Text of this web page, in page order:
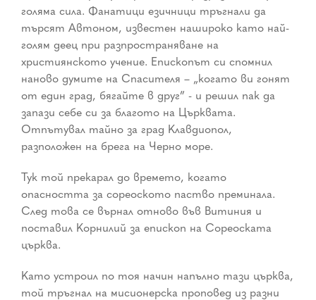
голяма сила. Фанатици езичници тръгнали да
търсят Автоном, известен нашироко като най-
голям деец при разпространяване на
християнското учение. Епископът си спомнил
наново думите на Спасителя – „когато ви гонят
от един град, бягайте в друг” - и решил пак да
запази себе си за благото на Църквата.
Отпътувал тайно за град Клавдиопол,
разположен на брега на Черно море.
Тук той прекарал до времето, когато
опасността за сореоското паство преминала.
След това се върнал отново във Витиния и
поставил Корнилий за епископ на Сореоската
църква.
Като устроил по тоя начин напълно тази църква,
той тръгнал на мисионерска проповед из разни